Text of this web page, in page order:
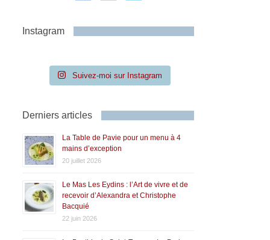
Instagram
Suivez-moi sur Instagram
Derniers articles
La Table de Pavie pour un menu à 4
mains d’exception
20 juillet 2026
Le Mas Les Eydins : l’Art de vivre et de
recevoir d’Alexandra et Christophe
Bacquié
22 juin 2026